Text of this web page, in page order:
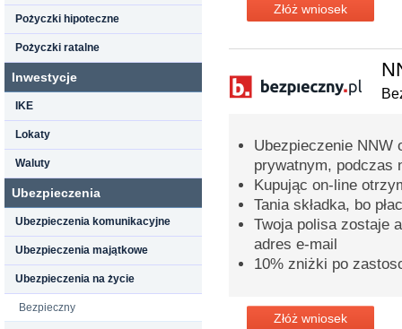
Pożyczki hipoteczne
Pożyczki ratalne
Inwestycje
IKE
Lokaty
Waluty
Ubezpieczenia
Ubezpieczenia komunikacyjne
Ubezpieczenia majątkowe
Ubezpieczenia na życie
Bezpieczny
Złóż wniosek
Ubezpieczenie NNW
prywatnym, podczas
Kupując on-line
Tania składka, bo
Twoja polisa zostaje
adres e-mail
10% zniżki po
Złóż wniosek